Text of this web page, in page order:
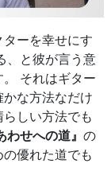
ーを幸せにす
、と彼が言う意
それはギター
な方法なだけ
しい方法でも
わせへの道』 の
優れた道でも